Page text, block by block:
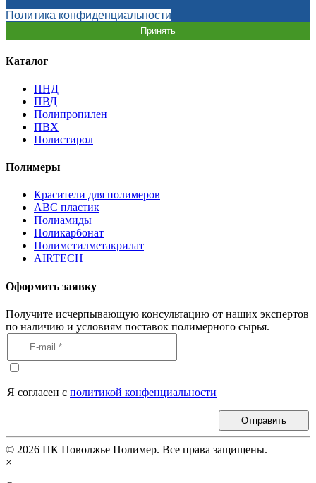
Политика конфиденциальности
Принять
Каталог
ПНД
ПВД
Полипропилен
ПВХ
Полистирол
Полимеры
Красители для полимеров
АВС пластик
Полиамиды
Поликарбонат
Полиметилметакрилат
AIRTECH
Оформить заявку
Получите исчерпывающую консультацию от наших экспертов
по наличию и условиям поставок полимерного сырья.
Я согласен с политикой конфенциальности
Отправить
© 2026 ПК Поволжье Полимер. Все права защищены.
×